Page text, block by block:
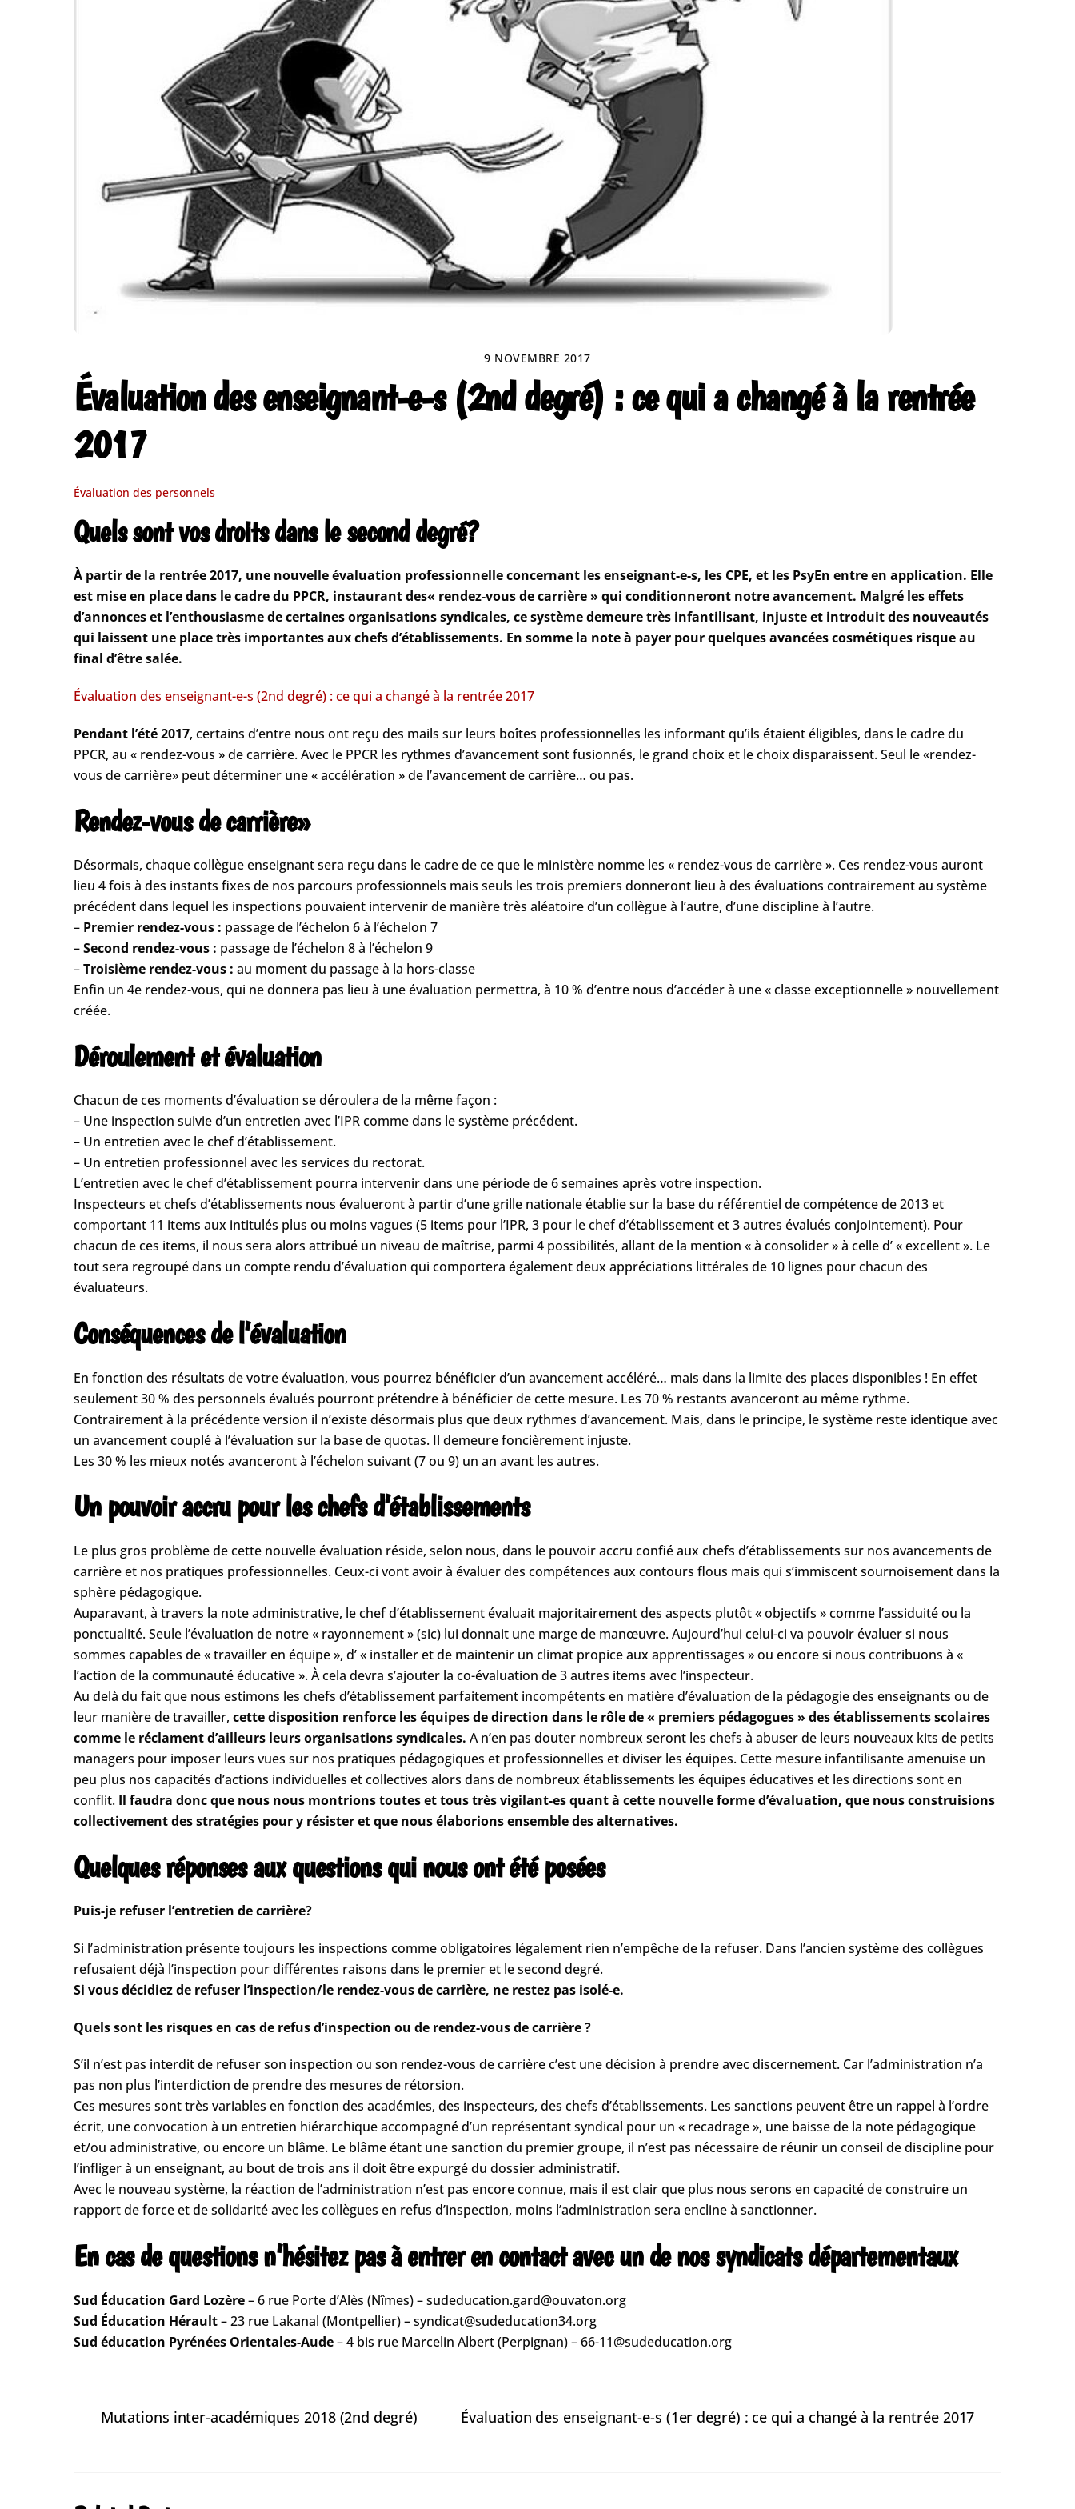
9 NOVEMBRE 2017
Évaluation des enseignant-e-s (2nd degré) : ce qui a changé à la rentrée
2017
Évaluation des personnels
Quels sont vos droits dans le second degré?
À partir de la rentrée 2017, une nouvelle évaluation professionnelle concernant les enseignant-e-s, les CPE, et les PsyEn entre en application. Elle
est mise en place dans le cadre du PPCR, instaurant des« rendez-vous de carrière » qui conditionneront notre avancement. Malgré les effets
d’annonces et l’enthousiasme de certaines organisations syndicales, ce système demeure très infantilisant, injuste et introduit des nouveautés
qui laissent une place très importantes aux chefs d’établissements. En somme la note à payer pour quelques avancées cosmétiques risque au
final d’être salée.
Évaluation des enseignant-e-s (2nd degré) : ce qui a changé à la rentrée 2017
Pendant l’été 2017, certains d’entre nous ont reçu des mails sur leurs boîtes professionnelles les informant qu’ils étaient éligibles, dans le cadre du
PPCR, au « rendez-vous » de carrière. Avec le PPCR les rythmes d’avancement sont fusionnés, le grand choix et le choix disparaissent. Seul le «rendez-
vous de carrière» peut déterminer une « accélération » de l’avancement de carrière… ou pas.
Rendez-vous de carrière»
Désormais, chaque collègue enseignant sera reçu dans le cadre de ce que le ministère nomme les « rendez-vous de carrière ». Ces rendez-vous auront
lieu 4 fois à des instants fixes de nos parcours professionnels mais seuls les trois premiers donneront lieu à des évaluations contrairement au système
précédent dans lequel les inspections pouvaient intervenir de manière très aléatoire d’un collègue à l’autre, d’une discipline à l’autre.
– Premier rendez-vous : passage de l’échelon 6 à l’échelon 7
–Second rendez-vous : passage de l’échelon 8 à l’échelon 9
–Troisième rendez-vous : au moment du passage à la hors-classe
Enfin un 4e rendez-vous, qui ne donnera pas lieu à une évaluation permettra, à 10 % d’entre nous d’accéder à une « classe exceptionnelle » nouvellement
créée.
Déroulement et évaluation
Chacun de ces moments d’évaluation se déroulera de la même façon :
– Une inspection suivie d’un entretien avec l’IPR comme dans le système précédent.
– Un entretien avec le chef d’établissement.
– Un entretien professionnel avec les services du rectorat.
L’entretien avec le chef d’établissement pourra intervenir dans une période de 6 semaines après votre inspection.
Inspecteurs et chefs d’établissements nous évalueront à partir d’une grille nationale établie sur la base du référentiel de compétence de 2013 et
comportant 11 items aux intitulés plus ou moins vagues (5 items pour l’IPR, 3 pour le chef d’établissement et 3 autres évalués conjointement). Pour
chacun de ces items, il nous sera alors attribué un niveau de maîtrise, parmi 4 possibilités, allant de la mention « à consolider » à celle d’ « excellent ». Le
tout sera regroupé dans un compte rendu d’évaluation qui comportera également deux appréciations littérales de 10 lignes pour chacun des
évaluateurs.
Conséquences de l’évaluation
En fonction des résultats de votre évaluation, vous pourrez bénéficier d’un avancement accéléré… mais dans la limite des places disponibles ! En effet
seulement 30 % des personnels évalués pourront prétendre à bénéficier de cette mesure. Les 70 % restants avanceront au même rythme.
Contrairement à la précédente version il n’existe désormais plus que deux rythmes d’avancement. Mais, dans le principe, le système reste identique avec
un avancement couplé à l’évaluation sur la base de quotas. Il demeure foncièrement injuste.
Les 30 % les mieux notés avanceront à l’échelon suivant (7 ou 9) un an avant les autres.
Un pouvoir accru pour les chefs d’établissements
Le plus gros problème de cette nouvelle évaluation réside, selon nous, dans le pouvoir accru confié aux chefs d’établissements sur nos avancements de
carrière et nos pratiques professionnelles. Ceux-ci vont avoir à évaluer des compétences aux contours flous mais qui s’immiscent sournoisement dans la
sphère pédagogique.
Auparavant, à travers la note administrative, le chef d’établissement évaluait majoritairement des aspects plutôt « objectifs » comme l’assiduité ou la
ponctualité. Seule l’évaluation de notre « rayonnement » (sic) lui donnait une marge de manœuvre. Aujourd’hui celui-ci va pouvoir évaluer si nous
sommes capables de « travailler en équipe », d’ « installer et de maintenir un climat propice aux apprentissages » ou encore si nous contribuons à «
l’action de la communauté éducative ». À cela devra s’ajouter la co-évaluation de 3 autres items avec l’inspecteur.
Au delà du fait que nous estimons les chefs d’établissement parfaitement incompétents en matière d’évaluation de la pédagogie des enseignants ou de
leur manière de travailler, cette disposition renforce les équipes de direction dans le rôle de « premiers pédagogues » des établissements scolaires
comme le réclament d’ailleurs leurs organisations syndicales. A n’en pas douter nombreux seront les chefs à abuser de leurs nouveaux kits de petits
managers pour imposer leurs vues sur nos pratiques pédagogiques et professionnelles et diviser les équipes. Cette mesure infantilisante amenuise un
peu plus nos capacités d’actions individuelles et collectives alors dans de nombreux établissements les équipes éducatives et les directions sont en
conflit. Il faudra donc que nous nous montrions toutes et tous très vigilant-es quant à cette nouvelle forme d’évaluation, que nous construisions
collectivement des stratégies pour y résister et que nous élaborions ensemble des alternatives.
Quelques réponses aux questions qui nous ont été posées
Puis-je refuser l’entretien de carrière?
Si l’administration présente toujours les inspections comme obligatoires légalement rien n’empêche de la refuser. Dans l’ancien système des collègues
refusaient déjà l’inspection pour différentes raisons dans le premier et le second degré.
Si vous décidiez de refuser l’inspection/le rendez-vous de carrière, ne restez pas isolé-e.
Quels sont les risques en cas de refus d’inspection ou de rendez-vous de carrière ?
S’il n’est pas interdit de refuser son inspection ou son rendez-vous de carrière c’est une décision à prendre avec discernement. Car l’administration n’a
pas non plus l’interdiction de prendre des mesures de rétorsion.
Ces mesures sont très variables en fonction des académies, des inspecteurs, des chefs d’établissements. Les sanctions peuvent être un rappel à l’ordre
écrit, une convocation à un entretien hiérarchique accompagné d’un représentant syndical pour un « recadrage », une baisse de la note pédagogique
et/ou administrative, ou encore un blâme. Le blâme étant une sanction du premier groupe, il n’est pas nécessaire de réunir un conseil de discipline pour
l’infliger à un enseignant, au bout de trois ans il doit être expurgé du dossier administratif.
Avec le nouveau système, la réaction de l’administration n’est pas encore connue, mais il est clair que plus nous serons en capacité de construire un
rapport de force et de solidarité avec les collègues en refus d’inspection, moins l’administration sera encline à sanctionner.
En cas de questions n’hésitez pas à entrer en contact avec un de nos syndicats départementaux
Sud Éducation Gard Lozère– 6 rue Porte d’Alès (Nîmes) – sudeducation.gard@ouvaton.org
Sud Éducation Hérault– 23 rue Lakanal (Montpellier) – syndicat@sudeducation34.org
Sud éducation Pyrénées Orientales-Aude– 4 bis rue Marcelin Albert (Perpignan) – 66-11@sudeducation.org
Mutations inter-académiques 2018 (2nd degré) Évaluation des enseignant-e-s (1er degré) : ce qui a changé à la rentrée 2017